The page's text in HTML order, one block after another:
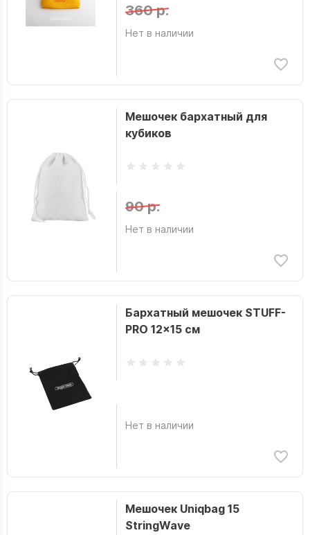
360 р.
Нет в наличии
Мешочек бархатный для
кубиков
90 р.
Нет в наличии
Бархатный мешочек STUFF-
PRO 12x15 см
Нет в наличии
Мешочек Uniqbag 15
StringWave